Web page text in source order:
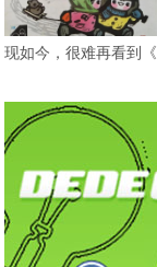
现如今，很难再看到《